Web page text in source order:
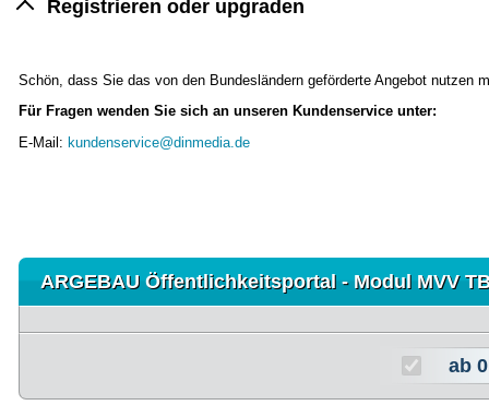
Registrieren oder upgraden
Schön, dass Sie das von den Bundesländern geförderte Angebot nutzen
Für Fragen wenden Sie sich an unseren Kundenservice unter:
E-Mail: kundenservice@dinmedia.de
ARGEBAU Öffentlichkeitsportal - Modul MVV
ab